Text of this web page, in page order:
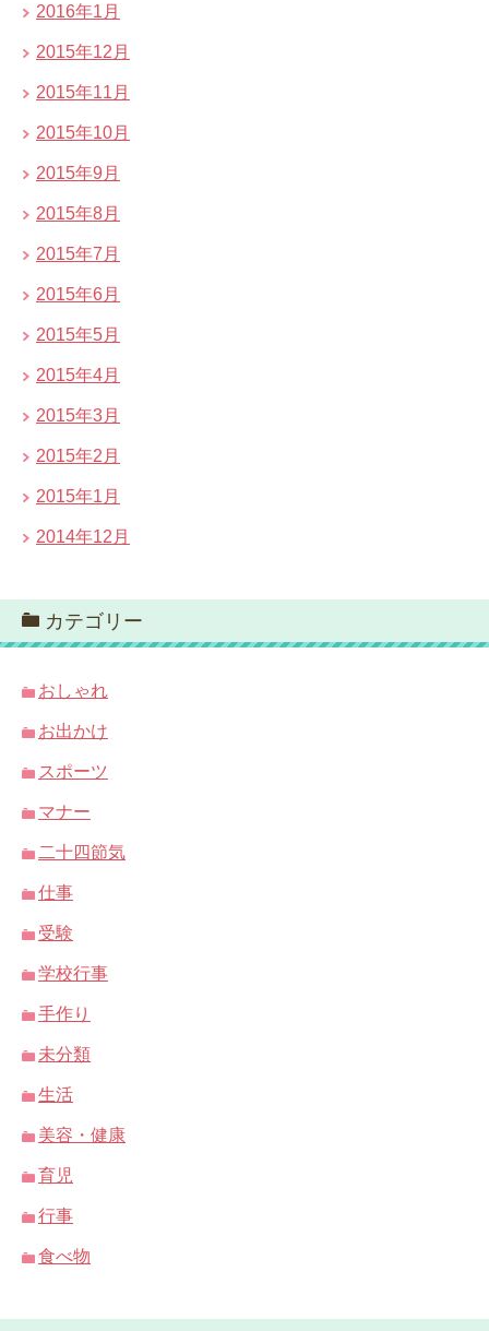
2016年1月
2015年12月
2015年11月
2015年10月
2015年9月
2015年8月
2015年7月
2015年6月
2015年5月
2015年4月
2015年3月
2015年2月
2015年1月
2014年12月
カテゴリー
おしゃれ
お出かけ
スポーツ
マナー
二十四節気
仕事
受験
学校行事
手作り
未分類
生活
美容・健康
育児
行事
食べ物